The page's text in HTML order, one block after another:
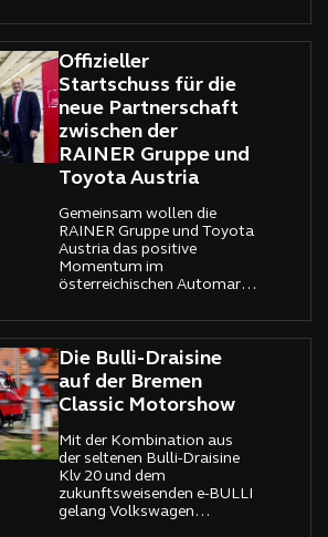
einer ganzen Marke. Das
Volkswagen-
Nutzfahrzeugwerk in
Hannover gehört zweifellos
dazu. Seit 70 Jahren schlägt
hier das industrielle Herz
des Bulli – jenes
Transporters, der
Generationen begleitet hat:
Handwerker, Familien,
inzwischen auch eine neue
Generation elektrischer
Mobilität.
Offizieller
Startschuss für die
neue Partnerschaft
zwischen der
RAINER Gruppe und
Toyota Austria
Gemeinsam wollen die
RAINER Gruppe und Toyota
Austria das positive
Momentum im
österreichischen Automarkt
im Jänner 2026) nutzen und
ihr Wachstum weiter
vorantreiben. Mit Toyota
steigt RAINER zudem in den
Nutzfahrzeugmarkt ein und
bietet künftig zahlreiche
Services für Gewerbe- und
Flottenkunden an.
Die Bulli-Draisine
auf der Bremen
Classic Motorshow
Mit der Kombination aus
der seltenen Bulli-Draisine
Klv 20 und dem
zukunftsweisenden e-BULLI
gelang Volkswagen